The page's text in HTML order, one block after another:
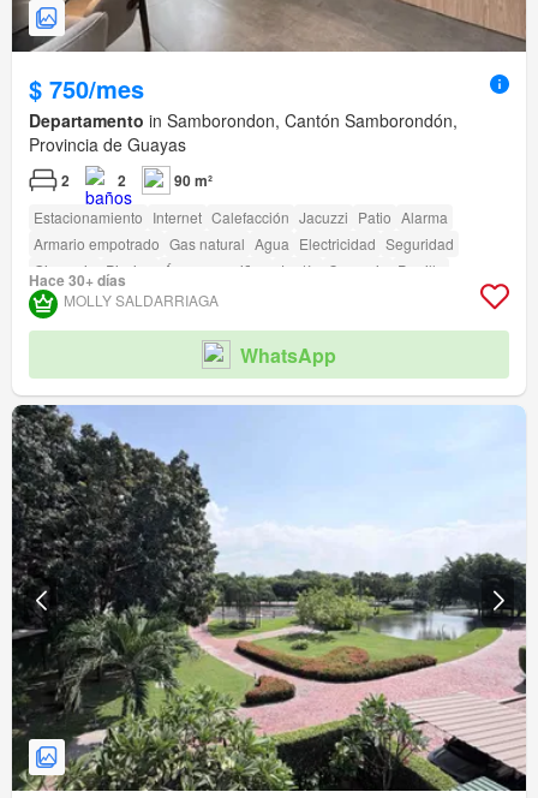
$ 750/mes
Departamento in Samborondon, Cantón Samborondón,
Provincia de Guayas
2 2 90 m²
Estacionamiento Internet Calefacción Jacuzzi Patio Alarma
Armario empotrado Gas natural Agua Electricidad Seguridad
Gimnasio
Piscina Área para niños Jardín Conserje
Parrilla
Garita de guardianía
Hace 30+ días
MOLLY SALDARRIAGA
WhatsApp